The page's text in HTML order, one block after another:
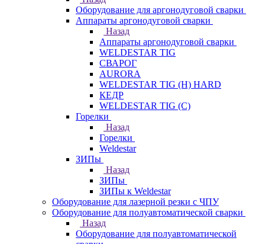
Оборудование для аргонодуговой сварки
Аппараты аргонодуговой сварки
Назад
Аппараты аргонодуговой сварки
WELDESTAR TIG
СВАРОГ
AURORA
WELDESTAR TIG (H) HARD
КЕДР
WELDESTAR TIG (С)
Горелки
Назад
Горелки
Weldestar
ЗИПы
Назад
ЗИПы
ЗИПы к Weldestar
Оборудование для лазерной резки с ЧПУ
Оборудование для полуавтоматической сварки
Назад
Оборудование для полуавтоматической